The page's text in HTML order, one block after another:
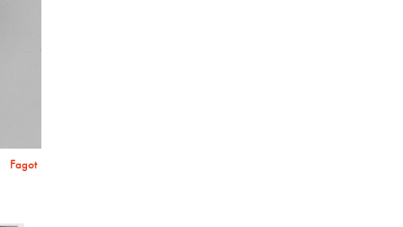
Fagot
Ciseaux